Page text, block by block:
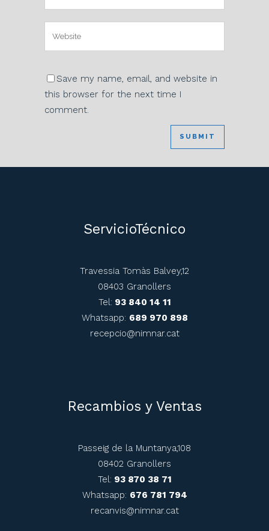
Save my name, email, and website in
this browser for the next time I
comment.
ServicioTécnico
Travessia Tomàs Balvey,12
08403 Granollers
Tel: 93 840 14 11
Whatsapp: 689 970 898
recepcio@nimnar.cat
Recambios y Ventas
Passeig de la Muntanya,108
08402 Granollers
Tel: 93 870 38 71
Whatsapp: 676 781 794
recanvis@nimnar.cat